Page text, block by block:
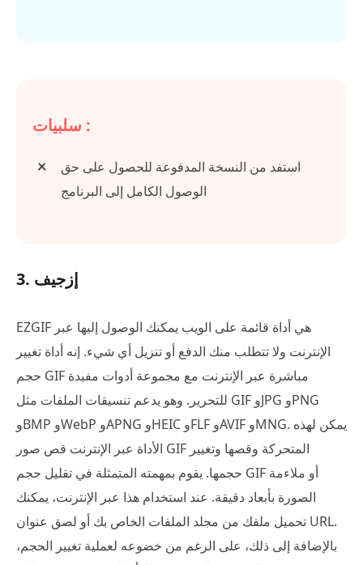
سلبيات :
استفد من النسخة المدفوعة للحصول على حق
الوصول الكامل إلى البرنامج
3. إزجيف
EZGIF هي أداة قائمة على الويب يمكنك الوصول إليها عبر
الإنترنت ولا تتطلب منك الدفع أو تنزيل أي شيء. إنه أداة تغيير
حجم GIF مباشرة عبر الإنترنت مع مجموعة أدوات مفيدة
للتحرير. وهو يدعم تنسيقات الملفات مثل GIF وJPG وPNG
وBMP وWebP وAPNG وHEIC وFLF وAVIF وMNG. يمكن لهذه
الأداة عبر الإنترنت قص صور GIF المتحركة وقصها وتغيير
حجمها. يقوم بمهمته المتمثلة في تقليل حجم GIF أو ملاءمة
الصورة بأبعاد دقيقة. عند استخدام هذا عبر الإنترنت، يمكنك
تحميل ملفك من مجلد الملفات الخاص بك أو لصق عنوان URL.
بالإضافة إلى ذلك، على الرغم من خضوعه لعملية تغيير الحجم،